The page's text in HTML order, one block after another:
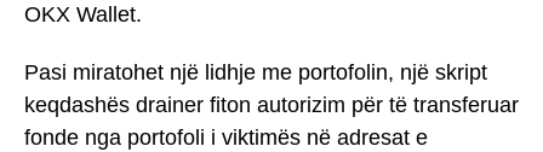
OKX Wallet.
Pasi miratohet një lidhje me portofolin, një skript
keqdashës drainer fiton autorizim për të transferuar
fonde nga portofoli i viktimës në adresat e